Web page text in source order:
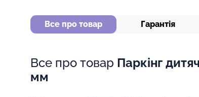
Все про товар Гарантія
Все про товар Паркінг
мм